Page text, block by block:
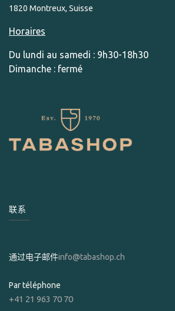
1820 Montreux, Suisse
Horaires
Du lundi au samedi : 9h30-18h30
Dimanche : fermé
联系
通过电子邮件info@tabashop.ch
Par téléphone
+41 21 963 70 70